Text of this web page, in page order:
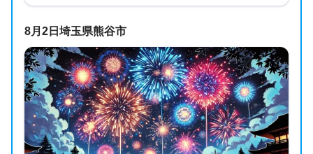
8月2日埼玉県熊谷市